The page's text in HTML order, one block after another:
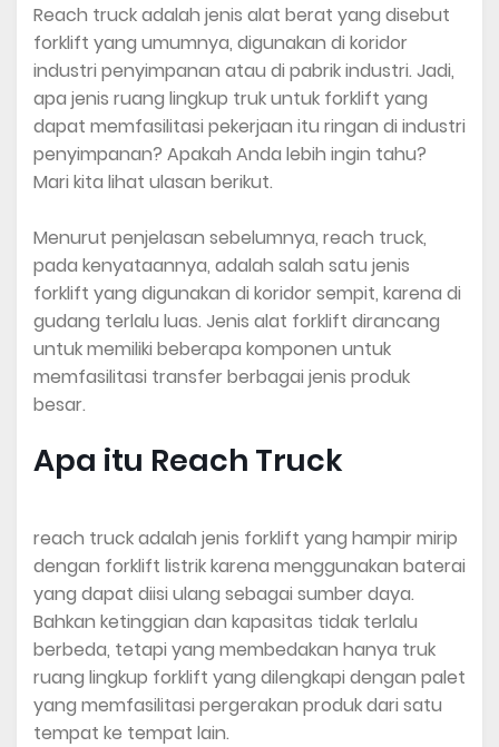
Reach truck adalah jenis alat berat yang disebut
forklift yang umumnya, digunakan di koridor
industri penyimpanan atau di pabrik industri. Jadi,
apa jenis ruang lingkup truk untuk forklift yang
dapat memfasilitasi pekerjaan itu ringan di industri
penyimpanan? Apakah Anda lebih ingin tahu?
Mari kita lihat ulasan berikut.
Menurut penjelasan sebelumnya, reach truck,
pada kenyataannya, adalah salah satu jenis
forklift yang digunakan di koridor sempit, karena di
gudang terlalu luas. Jenis alat forklift dirancang
untuk memiliki beberapa komponen untuk
memfasilitasi transfer berbagai jenis produk
besar.
Apa itu Reach Truck
reach truck adalah jenis forklift yang hampir mirip
dengan forklift listrik karena menggunakan baterai
yang dapat diisi ulang sebagai sumber daya.
Bahkan ketinggian dan kapasitas tidak terlalu
berbeda, tetapi yang membedakan hanya truk
ruang lingkup forklift yang dilengkapi dengan palet
yang memfasilitasi pergerakan produk dari satu
tempat ke tempat lain.